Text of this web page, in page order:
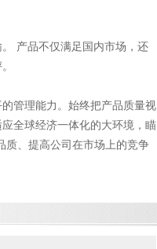
产品不仅满足国内市场，还
管理能力。始终把产品质量视
全球经济一体化的大环境，瞄
质、提高公司在市场上的竞争